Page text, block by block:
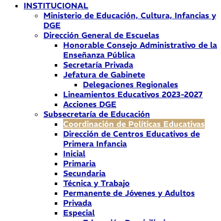
INSTITUCIONAL
Ministerio de Educación, Cultura, Infancias y
DGE
Dirección General de Escuelas
Honorable Consejo Administrativo de la
Enseñanza Pública
Secretaría Privada
Jefatura de Gabinete
Delegaciones Regionales
Lineamientos Educativos 2023-2027
Acciones DGE
Subsecretaría de Educación
Coordinación de Políticas Educativas
Dirección de Centros Educativos de
Primera Infancia
Inicial
Primaria
Secundaria
Técnica y Trabajo
Permanente de Jóvenes y Adultos
Privada
Especial